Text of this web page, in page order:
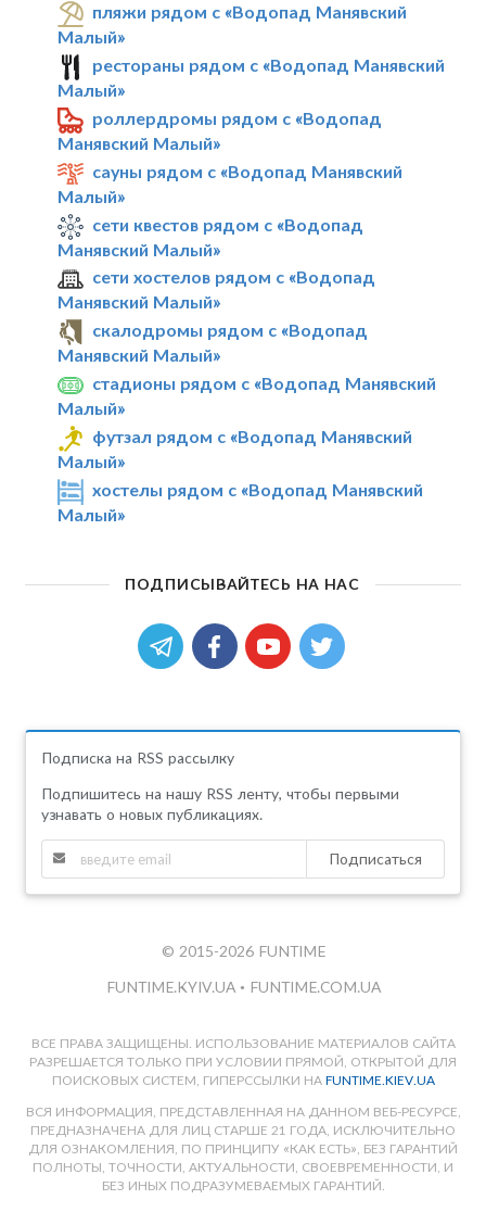
пляжи рядом с «Водопад Манявский
Малый»
рестораны рядом с «Водопад Манявский
Малый»
роллердромы рядом с «Водопад
Манявский Малый»
сауны рядом с «Водопад Манявский
Малый»
сети квестов рядом с «Водопад
Манявский Малый»
сети хостелов рядом с «Водопад
Манявский Малый»
скалодромы рядом с «Водопад
Манявский Малый»
стадионы рядом с «Водопад Манявский
Малый»
футзал рядом с «Водопад Манявский
Малый»
хостелы рядом с «Водопад Манявский
Малый»
ПОДПИСЫВАЙТЕСЬ НА НАС
Подписка на RSS рассылку
Подпишитесь на нашу RSS ленту, чтобы первыми
узнавать о новых публикациях.
Подписаться
© 2015-2026 FUNTIME
FUNTIME.KYIV.UA • FUNTIME.COM.UA
ВСЕ ПРАВА ЗАЩИЩЕНЫ. ИСПОЛЬЗОВАНИЕ МАТЕРИАЛОВ САЙТА
РАЗРЕШАЕТСЯ ТОЛЬКО ПРИ УСЛОВИИ ПРЯМОЙ, ОТКРЫТОЙ ДЛЯ
ПОИСКОВЫХ СИСТЕМ, ГИПЕРССЫЛКИ НА FUNTIME.KIEV.UA
ВСЯ ИНФОРМАЦИЯ, ПРЕДСТАВЛЕННАЯ НА ДАННОМ ВЕБ-РЕСУРСЕ,
ПРЕДНАЗНАЧЕНА ДЛЯ ЛИЦ СТАРШЕ 21 ГОДА, ИСКЛЮЧИТЕЛЬНО
ДЛЯ ОЗНАКОМЛЕНИЯ, ПО ПРИНЦИПУ «КАК ЕСТЬ», БЕЗ ГАРАНТИЙ
ПОЛНОТЫ, ТОЧНОСТИ, АКТУАЛЬНОСТИ, СВОЕВРЕМЕННОСТИ, И
БЕЗ ИНЫХ ПОДРАЗУМЕВАЕМЫХ ГАРАНТИЙ.